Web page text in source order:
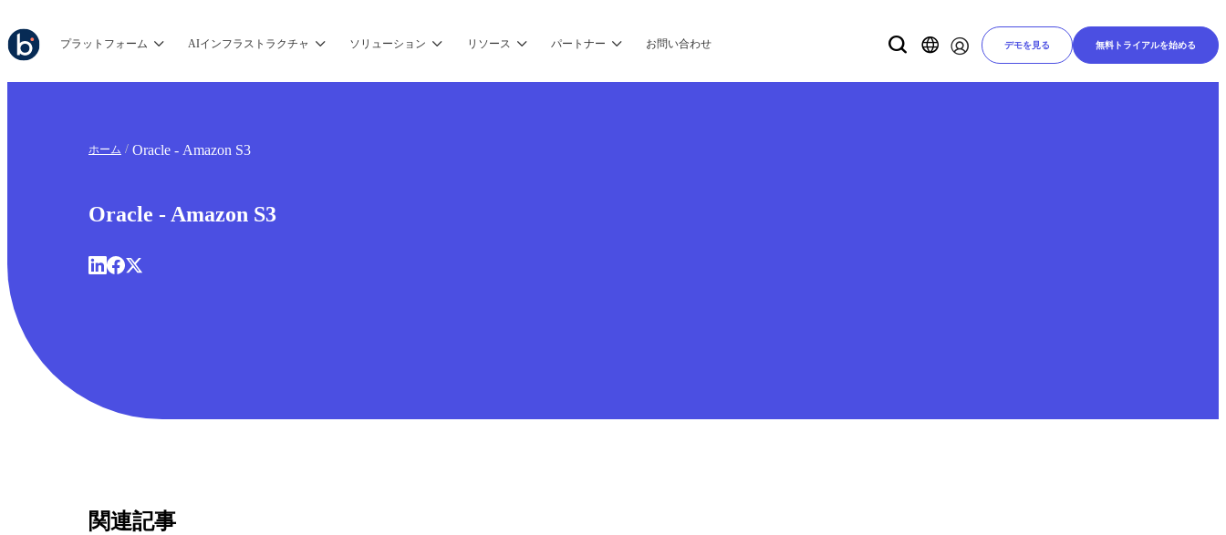
プラットフォーム AIインフラストラクチャ ソリューション リソース パートナー お問い合わせ デモを見る 無料トライアルを始める
ホーム Oracle - Amazon S3
Oracle - Amazon S3
関連記事